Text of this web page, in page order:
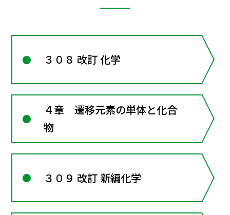
３０８ 改訂 化学
４章 遷移元素の単体と化合
物
３０９ 改訂 新編化学